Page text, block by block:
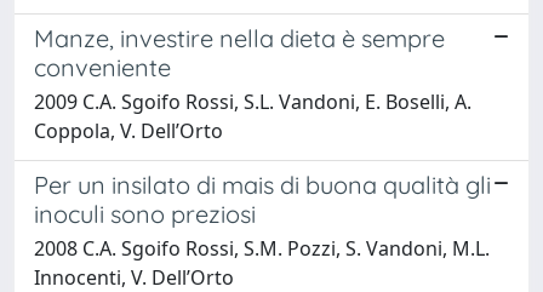
Manze, investire nella dieta è sempre
conveniente
2009 C.A. Sgoifo Rossi, S.L. Vandoni, E. Boselli, A.
Coppola, V. Dell’Orto
Per un insilato di mais di buona qualità gli
inoculi sono preziosi
2008 C.A. Sgoifo Rossi, S.M. Pozzi, S. Vandoni, M.L.
Innocenti, V. Dell’Orto